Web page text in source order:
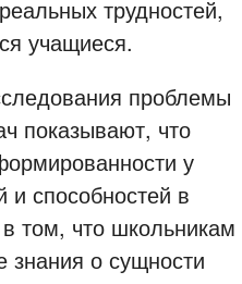
трудностей,
учащиеся.
проблемы
показывают, что
у
способностей в
том, что школьникам
о сущности